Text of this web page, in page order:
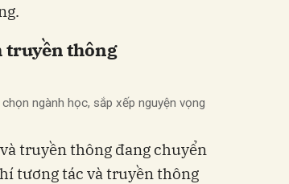
truyền thông
ngành học, sắp xếp nguyện vọng
truyền thông đang chuyển
tương tác và truyền thông